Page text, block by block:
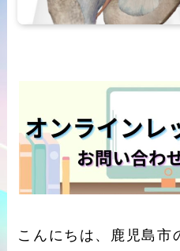
こんにちは、鹿児島市